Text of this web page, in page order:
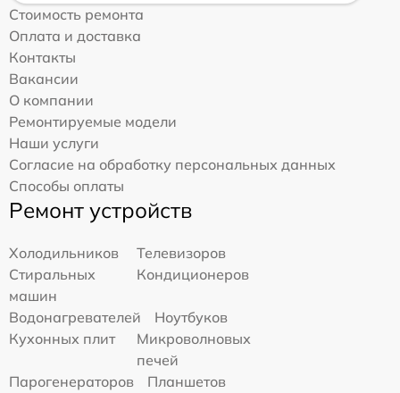
Стоимость ремонта
Оплата и доставка
Контакты
Вакансии
О компании
Ремонтируемые модели
Наши услуги
Согласие на обработку персональных данных
Способы оплаты
Ремонт устройств
Холодильников
Телевизоров
Стиральных
машин
Кондиционеров
Водонагревателей
Ноутбуков
Кухонных плит
Микроволновых
печей
Парогенераторов
Планшетов